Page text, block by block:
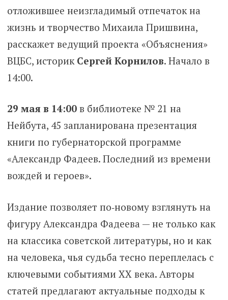
отложившее неизгладимый отпечаток на
жизнь и творчество Михаила Пришвина,
расскажет ведущий проекта «Объяснения»
ВЦБС, историк Сергей Корнилов. Начало в
14:00.
29 мая в 14:00в библиотеке № 21 на
Нейбута, 45 запланирована презентация
книги по губернаторской программе
«Александр Фадеев. Последний из времени
вождей и героев».
Издание позволяет по‑новому взглянуть на
фигуру Александра Фадеева — не только как
на классика советской литературы, но и как
на человека, чья судьба тесно переплелась с
ключевыми событиями XX века. Авторы
статей предлагают актуальные подходы к